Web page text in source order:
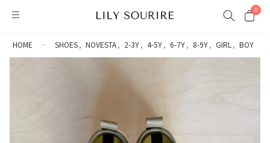
0
HOME SHOES NOVESTA 2-3Y 4-5Y 6-7Y 8-9Y GIRL BOY